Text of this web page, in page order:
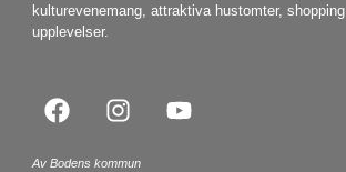
kulturevenemang, attraktiva hustomter,
upplevelser.
Av Bodens kommun